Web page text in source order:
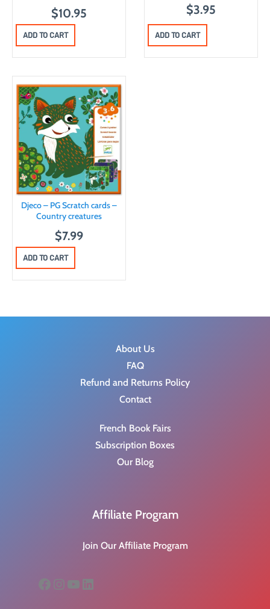
$10.95
ADD TO CART
$3.95
ADD TO CART
Djeco – PG Scratch cards –
Country creatures
$7.99
ADD TO CART
About Us
FAQ
Refund and Returns Policy
Contact
French Book Fairs
Subscription Boxes
Our Blog
Affiliate Program
Join Our Affiliate Program
Facebook
Instagram
YouTube
LinkedIn